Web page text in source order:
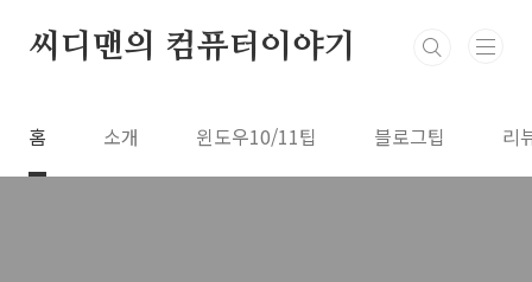
씨디맨의 컴퓨터이야기
홈 소개 윈도우10/11팁 블로그팁 리